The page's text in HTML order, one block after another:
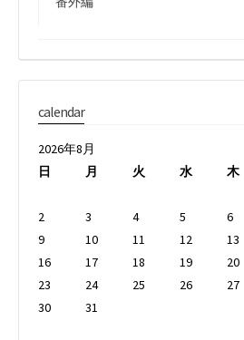
calendar
2026年8月
日
月 火 水 木
2
3 4 5 6
9
10 11 12 13
16
17 18 19 20
23
24 25 26 27
30
31